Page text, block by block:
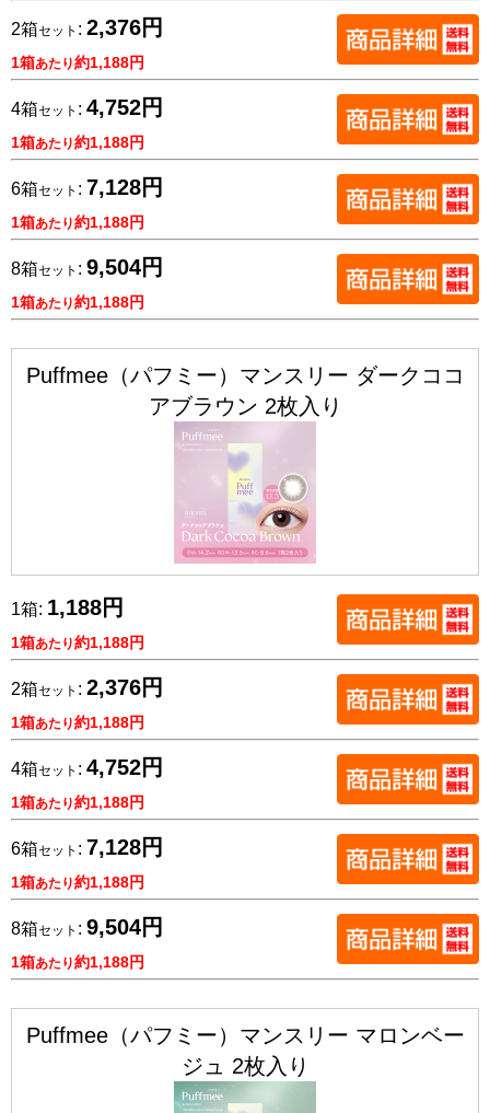
2箱セット : 2,376円
1箱あたり約1,188円
4箱セット : 4,752円
1箱あたり約1,188円
6箱セット : 7,128円
1箱あたり約1,188円
8箱セット : 9,504円
1箱あたり約1,188円
Puffmee（パフミー）マンスリー ダークココ
アブラウン 2枚入り
1箱: 1,188円
1箱あたり約1,188円
2箱セット : 2,376円
1箱あたり約1,188円
4箱セット : 4,752円
1箱あたり約1,188円
6箱セット : 7,128円
1箱あたり約1,188円
8箱セット : 9,504円
1箱あたり約1,188円
Puffmee（パフミー）マンスリー マロンベー
ジュ 2枚入り